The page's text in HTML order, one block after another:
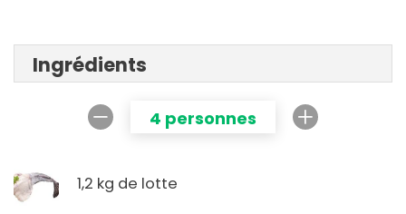
Ingrédients
4 personnes
1,2 kg de lotte